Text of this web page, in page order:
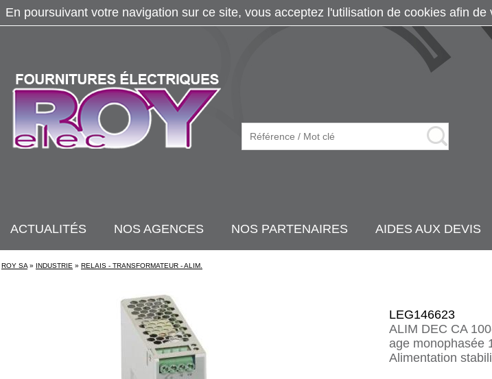
ACTUALITÉS NOS AGENCES NOS PARTENAIRES AIDES AUX DEVIS
ROY SA » INDUSTRIE » RELAIS - TRANSFORMATEUR - ALIM.
LEG146623
ALIM DEC CA
age monophasée
Alimentation
En poursuivant votre navigation sur ce site, vous acceptez l'utilisation de cookies afin